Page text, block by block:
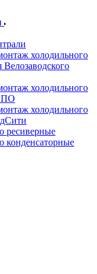
холодильного
Велозаводского
холодильного
холодильного
ресиверные
конденсаторные